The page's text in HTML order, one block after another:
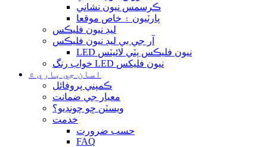
ڪرسمس نيون نشاني
پارٽيون ۽ خاص موقعا
ليڊ نيون فليڪس
آر جي بي ليڊ نيون فليڪس
LED نيون فليڪس پٽي لائيٽس
خواب رنگ LED نيون فلیکس
اسان جي باري ۾
ڪمپني پروفائل
معيار جي ضمانت
ويسٽن ڇو چونڊيو؟
خدمت
حسب ضرورت
FAQ